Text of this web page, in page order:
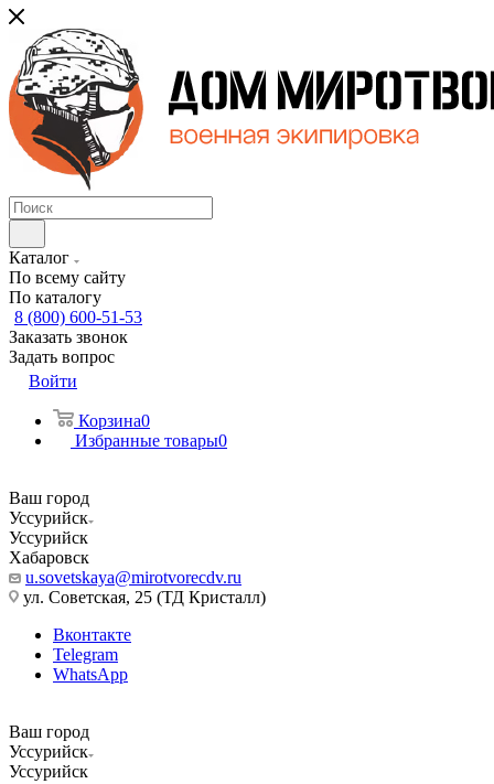
Каталог
По всему сайту
По каталогу
8 (800) 600-51-53
Заказать звонок
Задать вопрос
Войти
Корзина0
Избранные товары0
Ваш город
Уссурийск
Уссурийск
Хабаровск
u.sovetskaya@mirotvorecdv.ru
ул. Советская, 25 (ТД Кристалл)
Вконтакте
Telegram
WhatsApp
Ваш город
Уссурийск
Уссурийск